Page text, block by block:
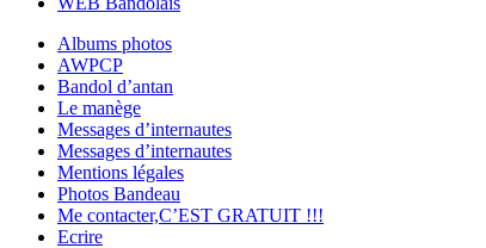
Albums photos
AWPCP
Bandol d’antan
Le manège
Messages d’internautes
Messages d’internautes
Mentions légales
Photos Bandeau
Me contacter,C’EST GRATUIT !!!
Ecrire